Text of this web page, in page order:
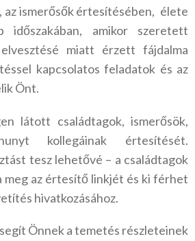
az ismerősők értesítésében, élete
időszakában, amikor szeretett
elvesztésé miatt érzett fájdalma
kapcsolatos feladatok és az
Önt.
látott családtagok, ismerősök,
kollegáinak értesítését.
tesz lehetővé – a családtagok
meg az értesítő linkjét és ki férhet
hivatkozásához.
Önnek a temetés részleteinek